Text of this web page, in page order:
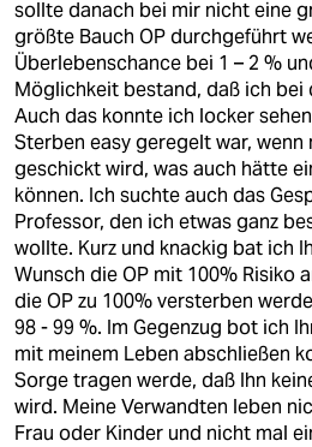
sollte danach bei mir nicht eine
größte Bauch OP durchgeführt
Überlebenschance bei 1 – 2 %
Möglichkeit bestand, daß ich bei
Auch das konnte ich locker
Sterben easy geregelt war, wenn
geschickt wird, was auch hätte
können. Ich suchte auch das
Professor, den ich etwas ganz
wollte. Kurz und knackig bat ich
Wunsch die OP mit 100% Risiko
die OP zu 100% versterben
98 - 99 %. Im Gegenzug bot ich
mit meinem Leben abschließen
Sorge tragen werde, daß Ihn
wird. Meine Verwandten leben
Frau oder Kinder und nicht mal